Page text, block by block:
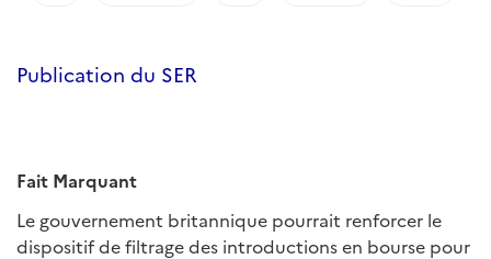
Publication du SER
Fait Marquant
Le gouvernement britannique pourrait renforcer le
dispositif de filtrage des introductions en bourse pour